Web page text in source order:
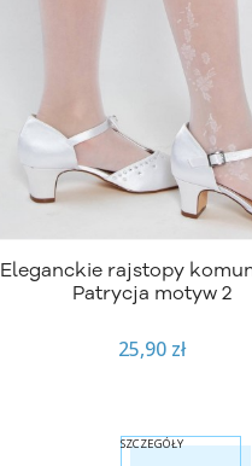
Eleganckie rajstopy
Patrycja motyw 2
25,90 zł
SZCZEGÓŁY